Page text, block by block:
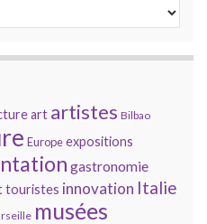
art artistes Bilbao
Europeexpositions
gastronomie
touristes innovation Italie
musées